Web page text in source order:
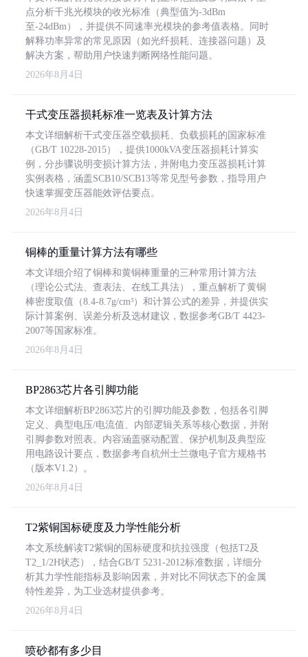
点分析千兆光模块的收光标准（典型值为-3dBm
至-24dBm），并提供不同速率光模块的参考值表格。同时
解释功率异常的常见原因（如光纤损耗、连接器问题）及
解决方案，帮助用户快速判断网络性能问题。
2026年8月4日
干式变压器损耗标准一览表及计算方法
本文详细解析干式变压器空载损耗、负载损耗的国家标准
（GB/T 10228-2015），提供1000kVA变压器损耗计算实
例，分步骤说明变损计算方法，并附电力变压器损耗计算
实例表格，涵盖SCB10/SCB13等常见型号参数，指导用户
快速掌握变压器能效评估要点。
2026年8月4日
铜棒的重量计算方法有哪些
本文详细介绍了铜棒和黄铜棒重量的三种常用计算方法
（理论公式法、查表法、在线工具法），重点解析了黄铜
棒密度取值（8.4-8.7g/cm³）和计算公式的差异，并提供实
际计算案例、误差分析及选材建议，数据参考GB/T 4423-
2007等国家标准。
2026年8月4日
BP2863芯片各引脚功能
本文详细解析BP2863芯片的引脚功能及参数，包括各引脚
定义、典型电压/电流值、内部逻辑关系等核心数据，并附
引脚参数对照表。内容涵盖驱动配置、保护机制及典型应
用电路设计要点，数据参考自杭州士兰微电子官方规格书
（版本V1.2）。
2026年8月4日
T2紫铜国标硬度及力学性能分析
本文系统解读T2紫铜的国标硬度和抗拉强度（包括T2及
T2_1/2H状态），结合GB/T 5231-2012标准数据，详细分
析其力学性能指标及影响因素，并对比不同状态下的金属
特性差异，为工业选材提供参考。
2026年8月4日
喷砂都有多少目